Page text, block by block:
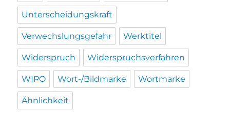
Unterscheidungskraft
Verwechslungsgefahr Werktitel
Widerspruch Widerspruchsverfahren
WIPO Wort-/Bildmarke Wortmarke
Ähnlichkeit